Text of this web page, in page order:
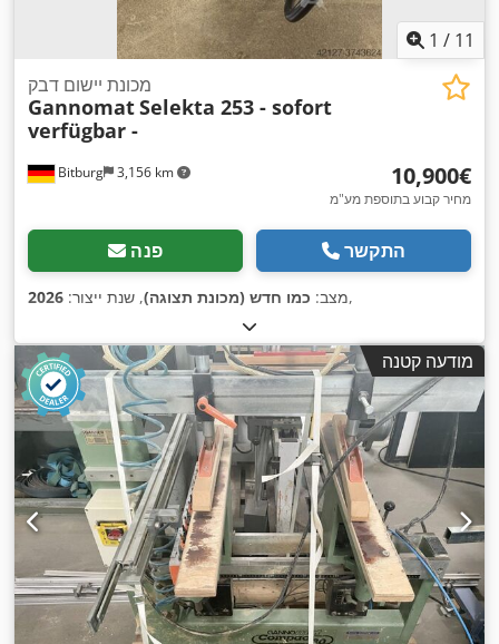
1 / 11
Bitburg 3,156 km
מכונת יישום דבק
GannomatSelekta 253 - sofort
verfügbar -
‏10,900 ‏€
מחיר קבוע בתוספת מע"מ
פנה התקשר
מצב: כמו חדש (מכונת תצוגה), שנת ייצור: 2026 ,
מודעה קטנה